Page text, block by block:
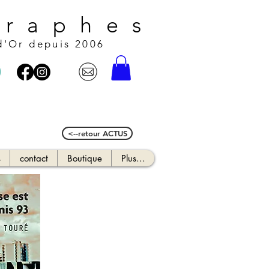
a p h e s
depuis 2006
<--retour ACTUS
contact Boutique Plus...